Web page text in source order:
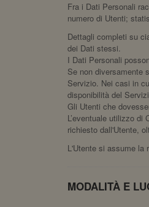
Fra i Dati Personali
numero di Utenti;
Dettagli completi su
dei Dati stessi.
I Dati Personali
Se non diversamente
Servizio. Nei casi in
disponibilità del
Gli Utenti che
L’eventuale utilizzo
richiesto dall'Utente,
L'Utente si assume la
MODALITÀ E